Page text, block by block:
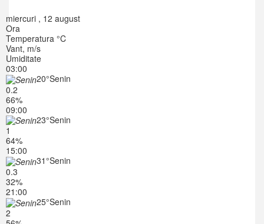
miercuri , 12 august
Ora
Temperatura °C
Vant, m/s
Umiditate
03:00
20°Senin
0.2
66%
09:00
23°Senin
1
64%
15:00
31°Senin
0.3
32%
21:00
25°Senin
2